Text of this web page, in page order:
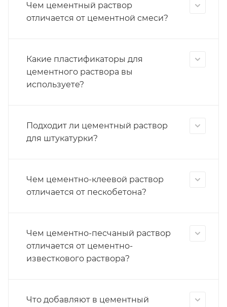
Чем цементный раствор
отличается от цементной смеси?
Какие пластификаторы для
цементного раствора вы
используете?
Подходит ли цементный раствор
для штукатурки?
Чем цементно-клеевой раствор
отличается от пескобетона?
Чем цементно-песчаный раствор
отличается от цементно-
известкового раствора?
Что добавляют в цементный